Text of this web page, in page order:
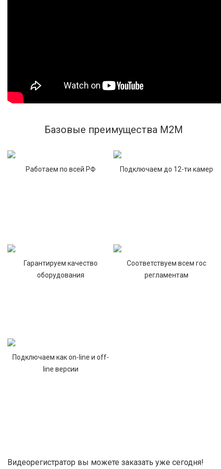
Базовые преимущества М2М
Работаем по всей РФ Подключаем до 12-ти камер
Гарантируем качество
оборудования
Соответствуем всем гос
регламентам
Подключаем как on-line и off-
line версии
Видеорегистратор вы можете заказать уже сегодня!